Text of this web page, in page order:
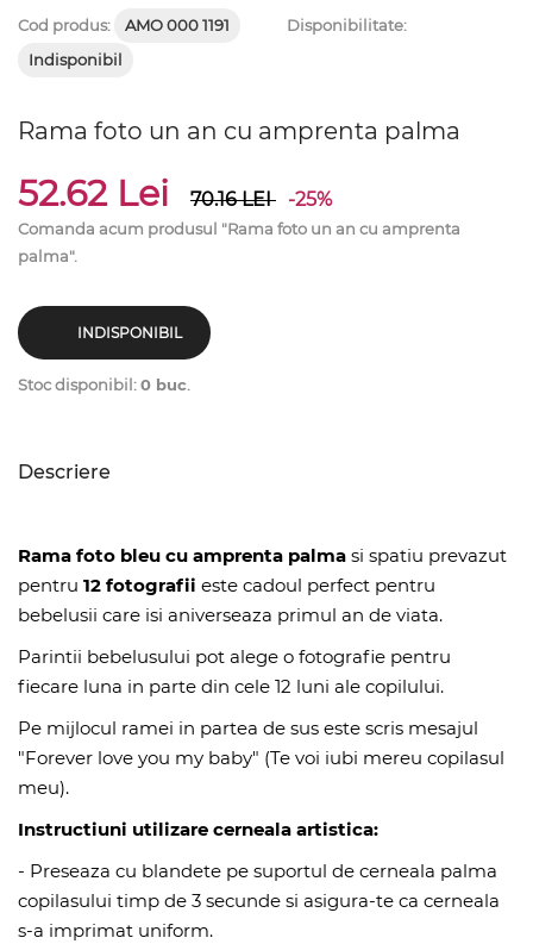
Cod produs: AMO 000 1191
Disponibilitate:
Indisponibil
Rama foto un an cu amprenta palma
52.62 Lei 70.16LEI -25%
Comanda acum produsul "Rama foto un an cu amprenta
palma".
INDISPONIBIL
Stoc disponibil:0 buc.
Descriere
Rama foto bleu cu amprenta palma si spatiu prevazut
pentru 12 fotografii este cadoul perfect pentru
bebelusii care isi aniverseaza primul an de viata.
Parintii bebelusului pot alege o fotografie pentru
fiecare luna in parte din cele 12 luni ale copilului.
Pe mijlocul ramei in partea de sus este scris mesajul
"Forever love you my baby" (Te voi iubi mereu copilasul
meu).
Instructiuni utilizare cerneala artistica:
- Preseaza cu blandete pe suportul de cerneala palma
copilasului timp de 3 secunde si asigura-te ca cerneala
s-a imprimat uniform.